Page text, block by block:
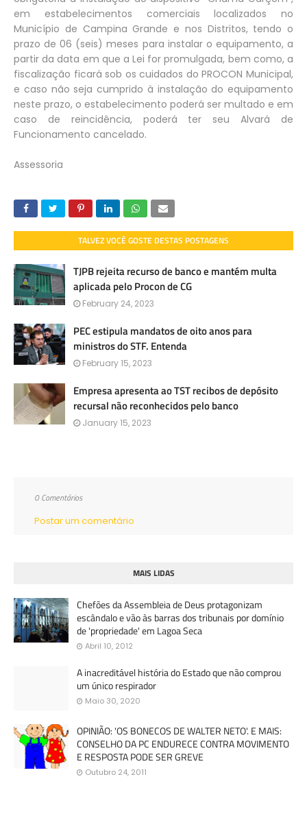
em estabelecimentos comerciais localizados no
Município de Campina Grande e nos Distritos, tendo o
prazo de 06 (seis) meses para instalar o equipamento, a
partir da data em que a Lei for promulgada, bem como, a
fiscalização ficará sob os cuidados do PROCON Municipal,
e caso não seja cumprido à instalação do equipamento
neste prazo, o estabelecimento poderá ser multado e em
caso de reincidência, poderá ter seu Alvará de
Funcionamento cancelado.
Assessoria
TALVEZ VOCÊ GOSTE DESTAS POSTAGENS
TJPB rejeita recurso de banco e mantém multa
aplicada pelo Procon de CG
February 24, 2023
PEC estipula mandatos de oito anos para
ministros do STF. Entenda
February 15, 2023
Empresa apresenta ao TST recibos de depósito
recursal não reconhecidos pelo banco
January 15, 2023
0 Comentários
Postar um comentário
MAIS LIDAS
Chefões da Assembleia de Deus protagonizam
escândalo e vão às barras dos tribunais por domínio
de 'propriedade' em Lagoa Seca
Abril 10, 2012
A inacreditável história do Estado que não comprou
um único respirador
Maio 30, 2020
OPINIÃO: 'OS BONECOS DE WALTER NETO'. E MAIS:
CONSELHO DA PC ENDURECE CONTRA MOVIMENTO
E RESPOSTA PODE SER GREVE
Outubro 24, 2011